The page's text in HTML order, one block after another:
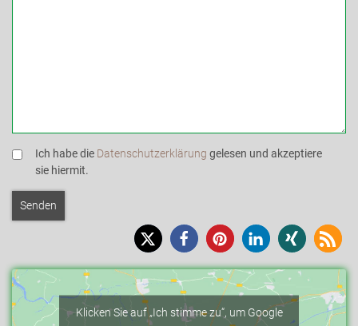
Ich habe die Datenschutzerklärung gelesen und akzeptiere
sie hiermit.
Klicken Sie auf „Ich stimme zu“, um Google